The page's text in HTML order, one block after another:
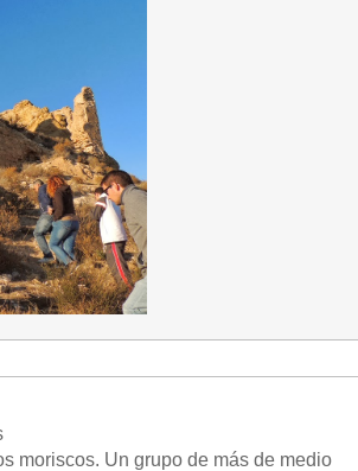
moriscos. Un grupo de más de medio